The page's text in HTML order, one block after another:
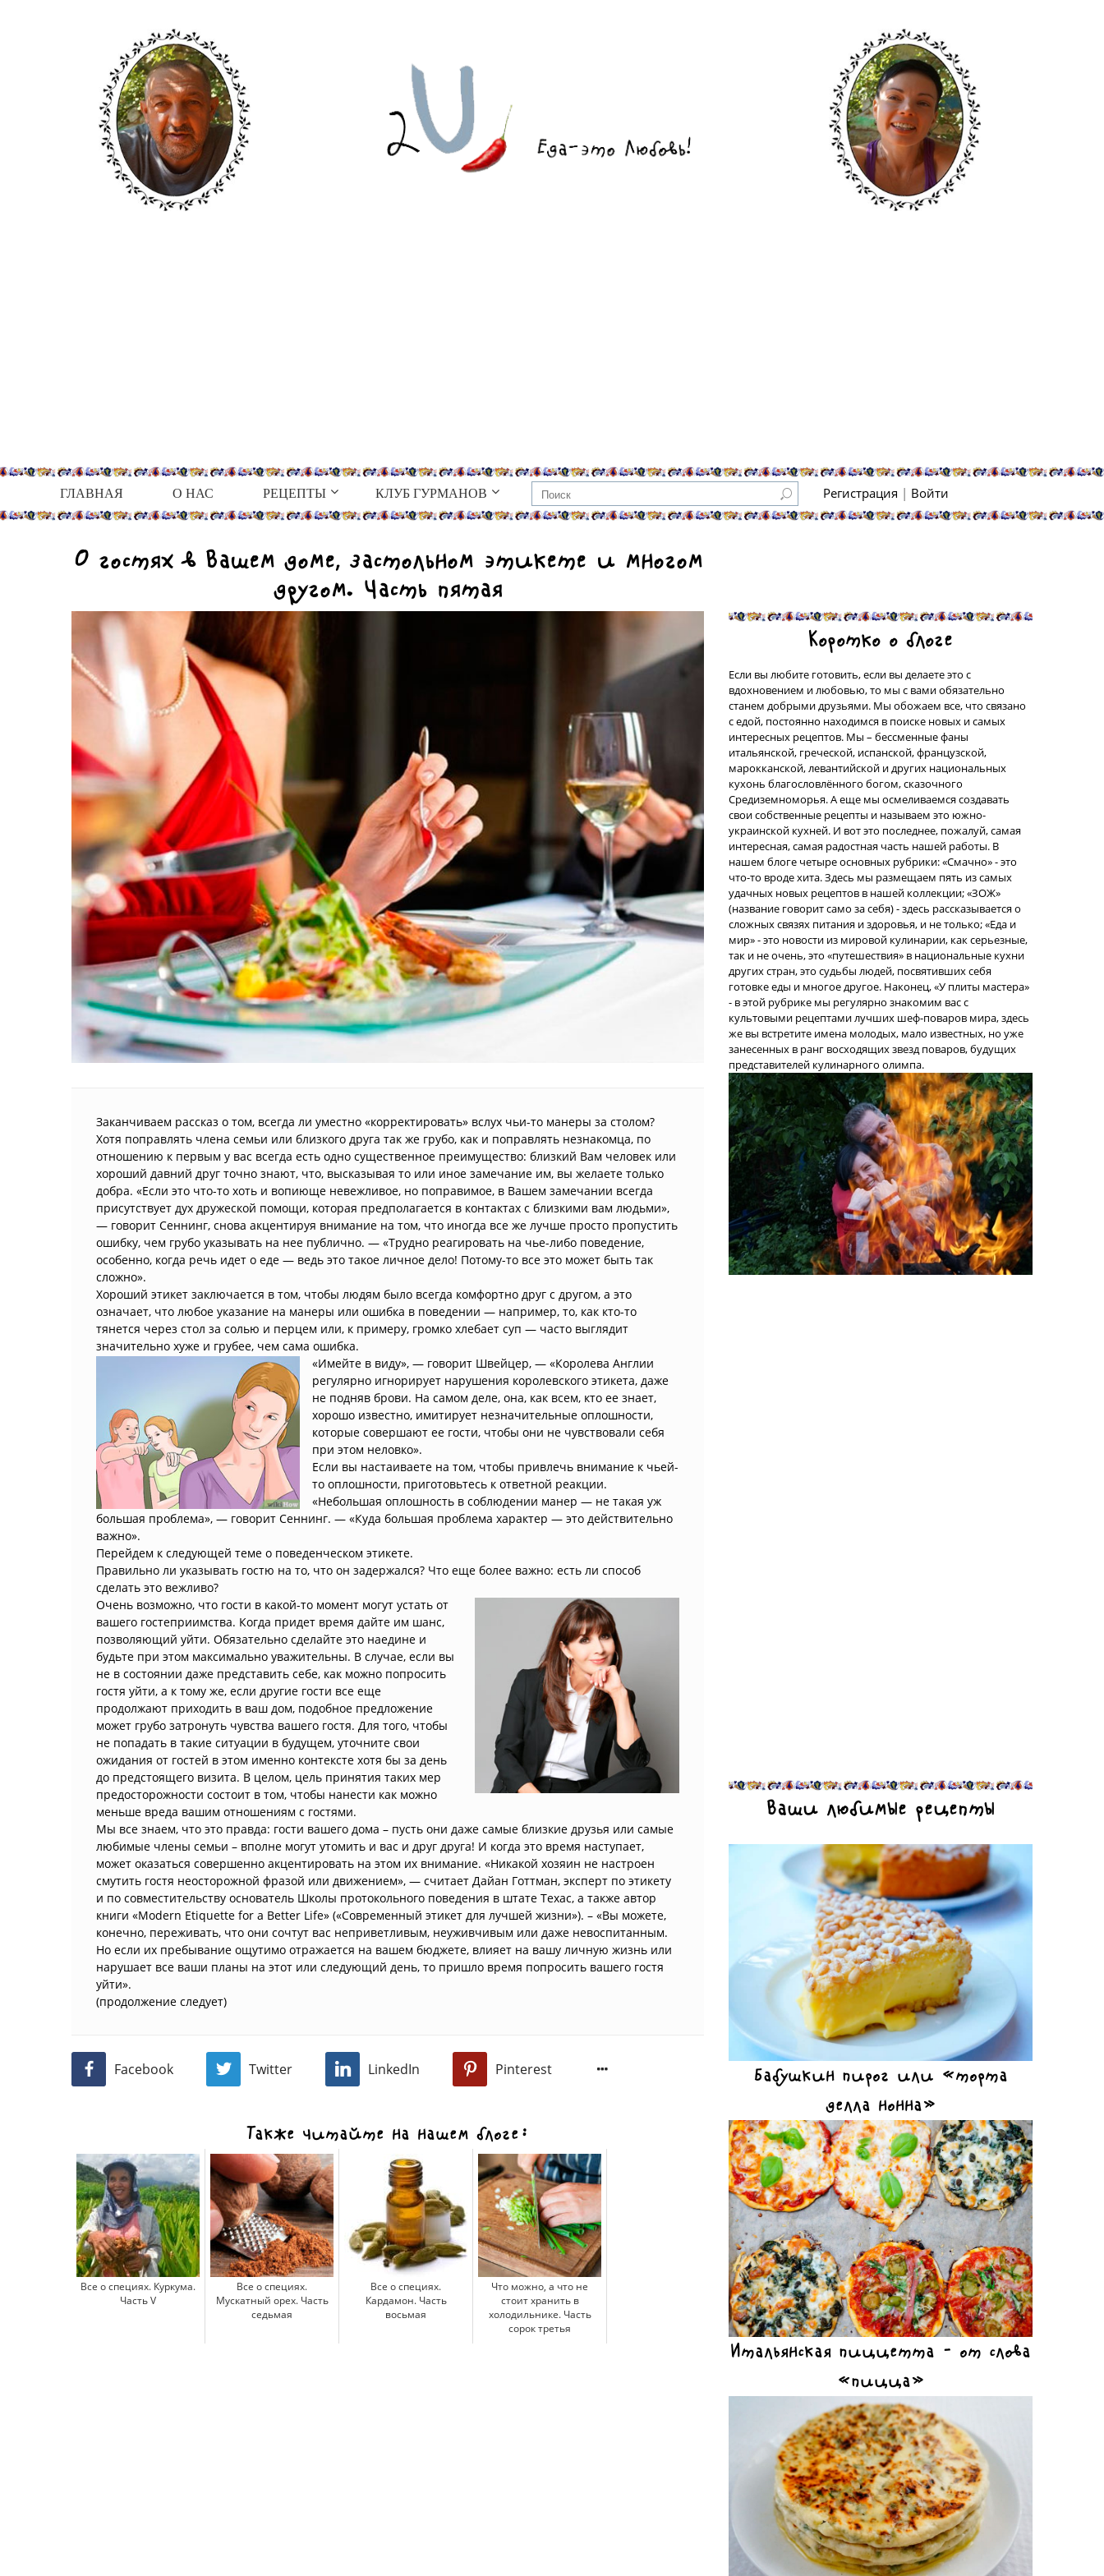
Регистрация | Войти
ГЛАВНАЯ О НАС РЕЦЕПТЫ КЛУБ ГУРМАНОВ
О гостях в Вашем доме, застольном этикете и многом
другом. Часть пятая
Заканчиваем рассказ о том, всегда ли уместно «корректировать» вслух чьи-то манеры за столом?
Хотя поправлять члена семьи или близкого друга так же грубо, как и поправлять незнакомца, по
отношению к первым у вас всегда есть одно существенное преимущество: близкий Вам человек или
хороший давний друг точно знают, что, высказывая то или иное замечание им, вы желаете только
добра. «Если это что-то хоть и вопиюще невежливое, но поправимое, в Вашем замечании всегда
присутствует дух дружеской помощи, которая предполагается в контактах с близкими вам людьми»,
— говорит Сеннинг, снова акцентируя внимание на том, что иногда все же лучше просто пропустить
ошибку, чем грубо указывать на нее публично. — «Трудно реагировать на чье-либо поведение,
особенно, когда речь идет о еде — ведь это такое личное дело! Потому-то все это может быть так
сложно».
Хороший этикет заключается в том, чтобы людям было всегда комфортно друг с другом, а это
означает, что любое указание на манеры или ошибка в поведении — например, то, как кто-то
тянется через стол за солью и перцем или, к примеру, громко хлебает суп — часто выглядит
значительно хуже и грубее, чем сама ошибка.
«Имейте в виду», — говорит Швейцер, — «Королева Англии
регулярно игнорирует нарушения королевского этикета, даже
не подняв брови. На самом деле, она, как всем, кто ее знает,
хорошо известно, имитирует незначительные оплошности,
которые совершают ее гости, чтобы они не чувствовали себя
при этом неловко».
Если вы настаиваете на том, чтобы привлечь внимание к чьей-
то оплошности, приготовьтесь к ответной реакции.
«Небольшая оплошность в соблюдении манер — не такая уж
большая проблема», — говорит Сеннинг. — «Куда большая проблема характер — это действительно
важно».
Перейдем к следующей теме о поведенческом этикете.
Правильно ли указывать гостю на то, что он задержался? Что еще более важно: есть ли способ
сделать это вежливо?
Очень возможно, что гости в какой-то момент могут устать от
вашего гостеприимства. Когда придет время дайте им шанс,
позволяющий уйти. Обязательно сделайте это наедине и
будьте при этом максимально уважительны. В случае, если вы
не в состоянии даже представить себе, как можно попросить
гостя уйти, а к тому же, если другие гости все еще
продолжают приходить в ваш дом, подобное предложение
может грубо затронуть чувства вашего гостя. Для того, чтобы
не попадать в такие ситуации в будущем, уточните свои
ожидания от гостей в этом именно контексте хотя бы за день
до предстоящего визита. В целом, цель принятия таких мер
предосторожности состоит в том, чтобы нанести как можно
меньше вреда вашим отношениям с гостями.
Мы все знаем, что это правда: гости вашего дома – пусть они даже самые близкие друзья или самые
любимые члены семьи – вполне могут утомить и вас и друг друга! И когда это время наступает,
может оказаться совершенно акцентировать на этом их внимание. «Никакой хозяин не настроен
смутить гостя неосторожной фразой или движением», — считает Дайан Готтман, эксперт по этикету
и по совместительству основатель Школы протокольного поведения в штате Техас, а также автор
книги «Modern Etiquette for a Better Life» («Современный этикет для лучшей жизни»). – «Вы можете,
конечно, переживать, что они сочтут вас неприветливым, неуживчивым или даже невоспитанным.
Но если их пребывание ощутимо отражается на вашем бюджете, влияет на вашу личную жизнь или
нарушает все ваши планы на этот или следующий день, то пришло время попросить вашего гостя
уйти».
(продолжение следует)
Facebook Twitter LinkedIn Pinterest
Также читайте на нашем блоге:
Все о специях. Куркума.
Часть V
Все о специях.
Мускатный орех. Часть
седьмая
Все о специях.
Кардамон. Часть
восьмая
Что можно, а что не
стоит хранить в
холодильнике. Часть
сорок третья
Коротко о блоге
Если вы любите готовить, если вы делаете это с
вдохновением и любовью, то мы с вами обязательно
станем добрыми друзьями. Мы обожаем все, что связано
с едой, постоянно находимся в поиске новых и самых
интересных рецептов. Мы – бессменные фаны
итальянской, греческой, испанской, французской,
марокканской, левантийской и других национальных
кухонь благословлённого богом, сказочного
Средиземноморья. А еще мы осмеливаемся создавать
свои собственные рецепты и называем это южно-
украинской кухней. И вот это последнее, пожалуй, самая
интересная, самая радостная часть нашей работы. В
нашем блоге четыре основных рубрики: «Смачно» - это
что-то вроде хита. Здесь мы размещаем пять из самых
удачных новых рецептов в нашей коллекции; «ЗОЖ»
(название говорит само за себя) - здесь рассказывается о
сложных связях питания и здоровья, и не только; «Еда и
мир» - это новости из мировой кулинарии, как серьезные,
так и не очень, это «путешествия» в национальные кухни
других стран, это судьбы людей, посвятивших себя
готовке еды и многое другое. Наконец, «У плиты мастера»
- в этой рубрике мы регулярно знакомим вас с
культовыми рецептами лучших шеф-поваров мира, здесь
же вы встретите имена молодых, мало известных, но уже
занесенных в ранг восходящих звезд поваров, будущих
представителей кулинарного олимпа.
Ваши любимые рецепты
Бабушкин пирог или «торта
делла нонна»
Итальянская пиццетта – от слова
«пицца»